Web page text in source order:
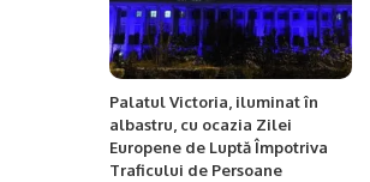
Palatul Victoria, iluminat în
albastru, cu ocazia Zilei
Europene de Luptă Împotriva
Traficului de Persoane